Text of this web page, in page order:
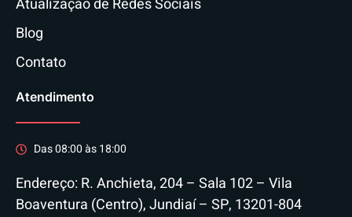
Blog
Contato
Atendimento
Das 08:00 às 18:00
Endereço: R. Anchieta, 204 – Sala 102 – Vila
Boaventura (Centro), Jundiaí – SP, 13201-804